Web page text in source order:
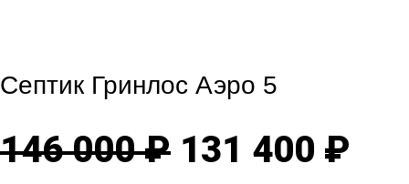
Септик Гринлос Аэро 5
146 000₽ 131 400 ₽